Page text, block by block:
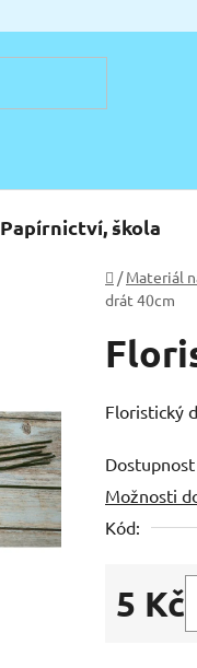
Papírnictví, škola
Domů
/ Materiál
drát 40cm
Floristický
Dostupnost
Možnosti
Kód:
5 Kč
Měrná